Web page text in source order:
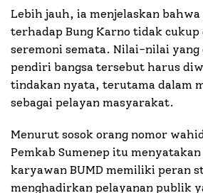
Lebih jauh, ia menjelaskan
terhadap Bung Karno tidak
seremoni semata. Nilai-nilai
pendiri bangsa tersebut harus
tindakan nyata, terutama dalam
sebagai pelayan masyarakat.
Menurut sosok orang nomor
Pemkab Sumenep itu menyatakan
karyawan BUMD memiliki peran
menghadirkan pelayanan publik